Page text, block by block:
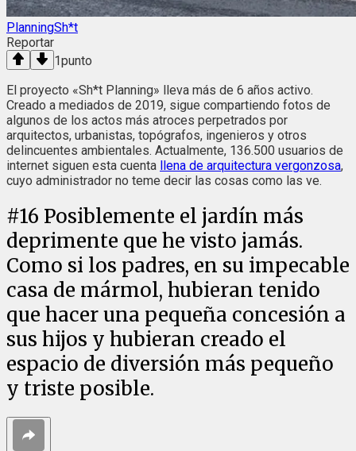
PlanningSh*t
Reportar
1punto
El proyecto «Sh*t Planning» lleva más de 6 años activo.
Creado a mediados de 2019, sigue compartiendo fotos de
algunos de los actos más atroces perpetrados por
arquitectos, urbanistas, topógrafos, ingenieros y otros
delincuentes ambientales. Actualmente, 136.500 usuarios de
internet siguen esta cuenta llena de arquitectura vergonzosa,
cuyo administrador no teme decir las cosas como las ve.
#16 Posiblemente el jardín más
deprimente que he visto jamás.
Como si los padres, en su impecable
casa de mármol, hubieran tenido
que hacer una pequeña concesión a
sus hijos y hubieran creado el
espacio de diversión más pequeño
y triste posible.